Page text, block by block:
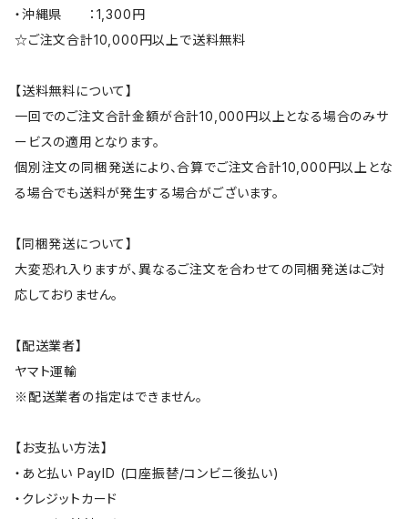
・沖縄県 ：1,300円
☆ご注文合計10,000円以上で送料無料
【送料無料について】
一回でのご注文合計金額が合計10,000円以上となる場合のみサ
ービスの適用となります。
個別注文の同梱発送により、合算でご注文合計10,000円以上とな
る場合でも送料が発生する場合がございます。
【同梱発送について】
大変恐れ入りますが、異なるご注文を合わせての同梱発送はご対
応しておりません。
【配送業者】
ヤマト運輸
※配送業者の指定はできません。
【お支払い方法】
・あと払い PayID (口座振替/コンビニ後払い)
・クレジットカード